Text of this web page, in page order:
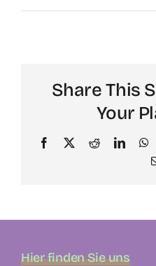
Share This
Your
Facebook
X Reddit
Hier finden Sie uns